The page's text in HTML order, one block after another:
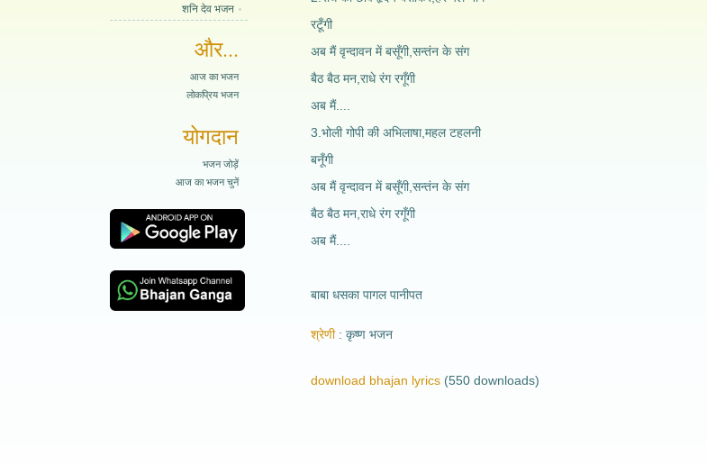
शनि देव भजन
और...
आज का भजन
लोकप्रिय भजन
योगदान
भजन जोड़ें
आज का भजन चुनें
रटूँगी
अब मैं वृन्दावन में बसूँगी,सन्तंन के संग
बैठ बैठ मन,राधे रंग रगूँगी
अब मैं....
3.भोली गोपी की अभिलाषा,महल टहलनी
बनूँगी
अब मैं वृन्दावन में बसूँगी,सन्तंन के संग
बैठ बैठ मन,राधे रंग रगूँगी
अब मैं....
बाबा धसका पागल पानीपत
श्रेणी कृष्ण भजन
download bhajan lyrics (550 downloads)